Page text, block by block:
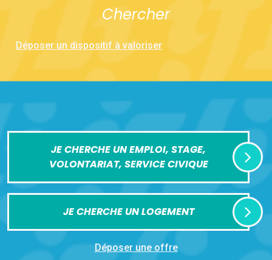
Chercher
Déposer un dispositif à valoriser
JE CHERCHE UN EMPLOI, STAGE,
VOLONTARIAT, SERVICE CIVIQUE
JE CHERCHE UN LOGEMENT
Déposer une offre